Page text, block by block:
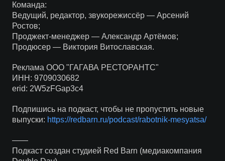
Команда:
Ведущий, редактор, звукорежиссёр — Арсений
Ростов;
Проджект-менеджер — Александр Артёмов;
Продюсер — Виктория Витославская.
Реклама ООО "ГАГАВА РЕСТОРАНТС"
ИНН: 9709030682
erid: 2W5zFGap3c4
Подпишись на подкаст, чтобы не пропустить новые
выпуски: https://redbarn.ru/podcast/rabotnik-mesyatsa/
——
Подкаст создан студией Red Barn (медиакомпания